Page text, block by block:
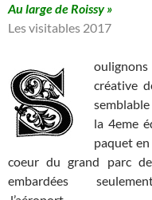
Au large de Roissy »
Les visitables 2017
créative
la 4eme
paquet
coeur du grand parc
embardées